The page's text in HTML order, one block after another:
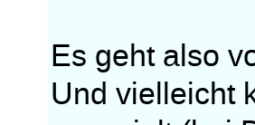
Es geht also
Und vielleicht